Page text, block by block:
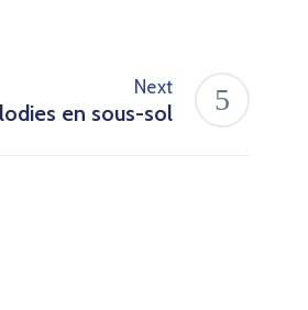
Next
en sous-sol